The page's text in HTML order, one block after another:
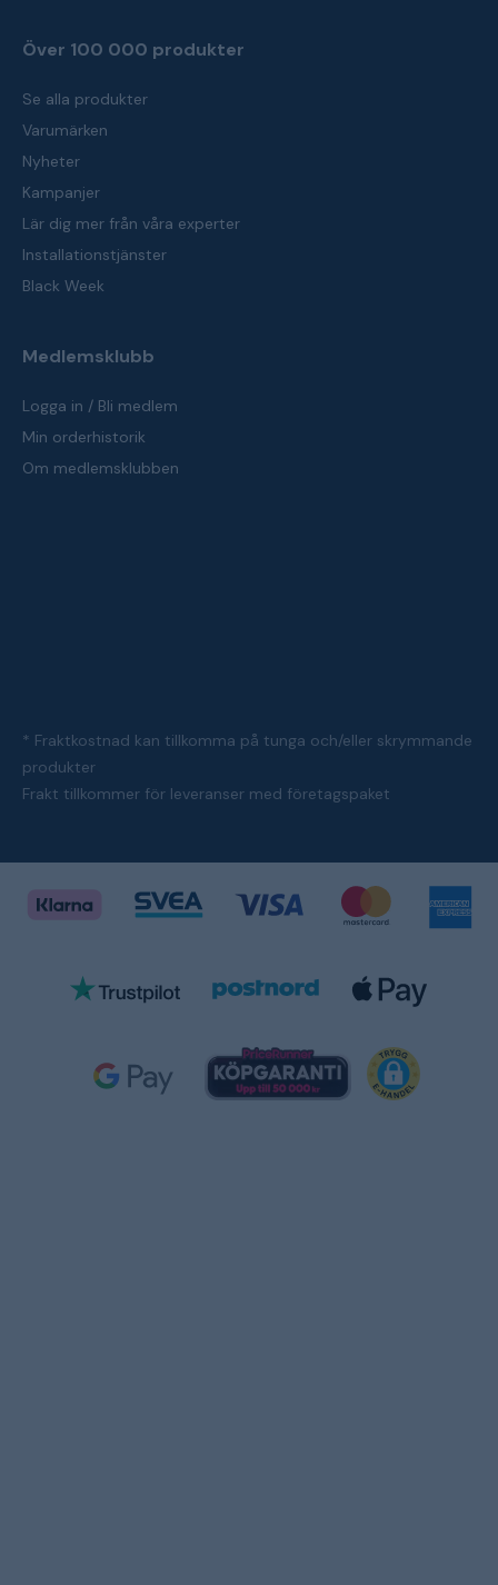
Över 100 000 produkter
Se alla produkter
Varumärken
Nyheter
Kampanjer
Lär dig mer från våra experter
Installationstjänster
Black Week
Medlemsklubb
Logga in / Bli medlem
Min orderhistorik
Om medlemsklubben
* Fraktkostnad kan tillkomma på tunga och/eller skrymmande
produkter
Frakt tillkommer för leveranser med företagspaket